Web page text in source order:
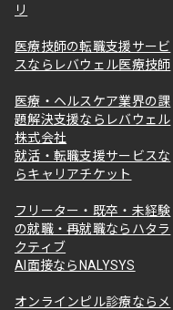
リ
医療技師の転職支援サービ
スならレバウェル医療技師
医療・ヘルスケア業界の課
題解決支援ならレバウェル
株式会社
就活・転職支援サービスな
らキャリアチケット
フリーター・既卒・未経験
の就職・再就職ならハタラ
クティブ
AI面接ならNALYSYS
オンラインピル診療ならメ